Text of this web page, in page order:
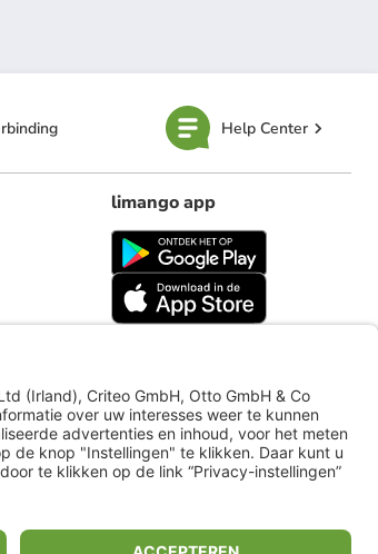
Help Center
limango app
limango.de limango.pl